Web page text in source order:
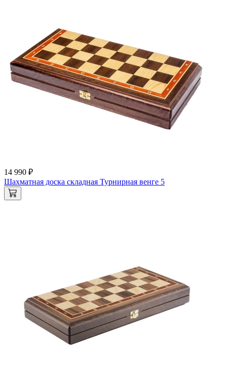
14 990 ₽
Шахматная доска складная Турнирная венге 5